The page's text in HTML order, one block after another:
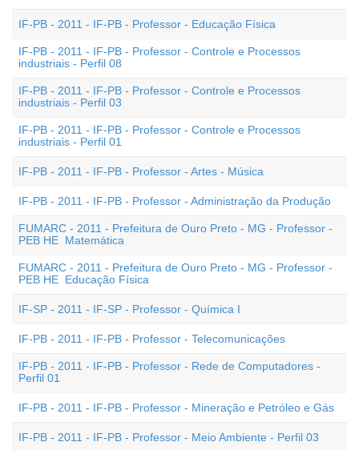
IF-PB - 2011 - IF-PB - Professor - Educação Física
IF-PB - 2011 - IF-PB - Professor - Controle e Processos
industriais - Perfil 08
IF-PB - 2011 - IF-PB - Professor - Controle e Processos
industriais - Perfil 03
IF-PB - 2011 - IF-PB - Professor - Controle e Processos
industriais - Perfil 01
IF-PB - 2011 - IF-PB - Professor - Artes - Música
IF-PB - 2011 - IF-PB - Professor - Administração da Produção
FUMARC - 2011 - Prefeitura de Ouro Preto - MG - Professor -
PEB HE  Matemática
FUMARC - 2011 - Prefeitura de Ouro Preto - MG - Professor -
PEB HE  Educação Física
IF-SP - 2011 - IF-SP - Professor - Química I
IF-PB - 2011 - IF-PB - Professor - Telecomunicações
IF-PB - 2011 - IF-PB - Professor - Rede de Computadores -
Perfil 01
IF-PB - 2011 - IF-PB - Professor - Mineração e Petróleo e Gás
IF-PB - 2011 - IF-PB - Professor - Meio Ambiente - Perfil 03